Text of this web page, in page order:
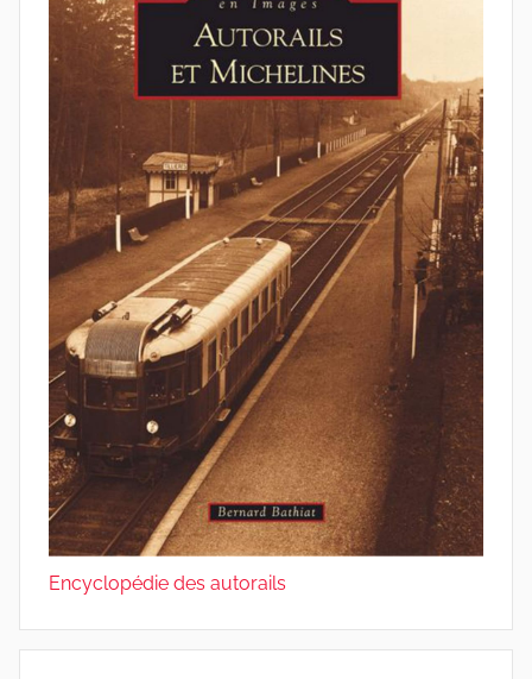
Encyclopédie des autorails